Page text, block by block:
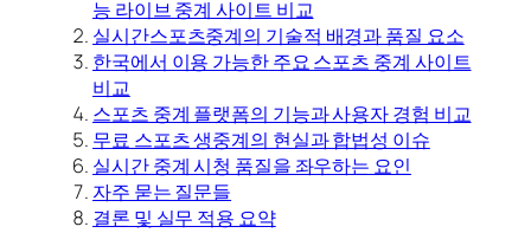
능 라이브 중계 사이트 비교
실시간스포츠중계의 기술적 배경과 품질 요소
한국에서 이용 가능한 주요 스포츠 중계 사이트
비교
스포츠 중계 플랫폼의 기능과 사용자 경험 비교
무료 스포츠 생중계의 현실과 합법성 이슈
실시간 중계 시청 품질을 좌우하는 요인
자주 묻는 질문들
결론 및 실무 적용 요약